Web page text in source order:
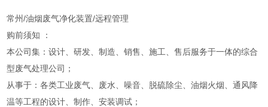
常州/油烟废气净化装置/远程管理
购前须知 ：
本公司集：设计、研发、制造、销售、施工、售后服务于一体的综合
型废气处理公司；
从事于：各类工业废气、废水、噪音、脱硫除尘、油烟火烟、通风降
温等工程的设计、制作、安装调试；